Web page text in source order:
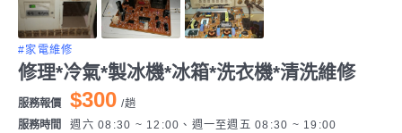
#家電維修
修理*冷氣*製冰機*冰箱*洗衣機*清洗維修
服務報價 $300 /趟
服務時間
週六 08:30 ~ 12:00、週一至週五 08:30 ~ 19:00